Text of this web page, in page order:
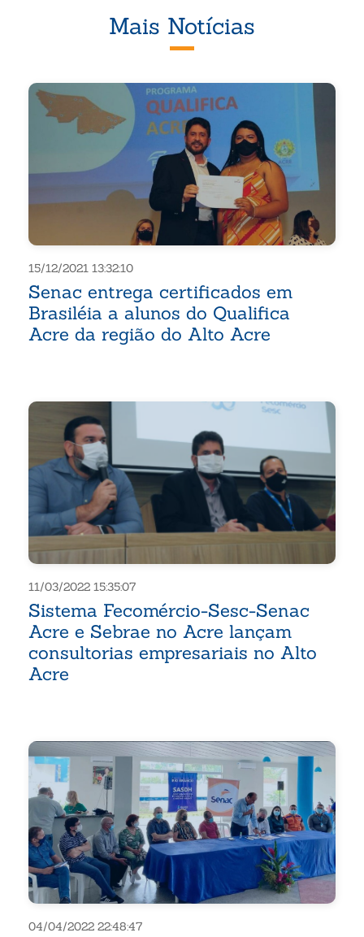
Mais Notícias
15/12/2021 13:32:10
Senac entrega certificados em
Brasiléia a alunos do Qualifica
Acre da região do Alto Acre
11/03/2022 15:35:07
Sistema Fecomércio-Sesc-Senac
Acre e Sebrae no Acre lançam
consultorias empresariais no Alto
Acre
04/04/2022 22:48:47